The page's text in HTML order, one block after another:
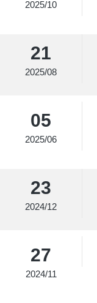
2025/10
21
2025/08
05
2025/06
23
2024/12
27
2024/11